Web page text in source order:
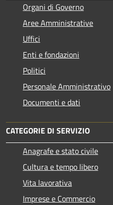
Organi di Governo
Aree Amministrative
Uffici
Enti e fondazioni
Politici
Personale Amministrativo
Documenti e dati
CATEGORIE DI SERVIZIO
Anagrafe e stato civile
Cultura e tempo libero
Vita lavorativa
Imprese e Commercio